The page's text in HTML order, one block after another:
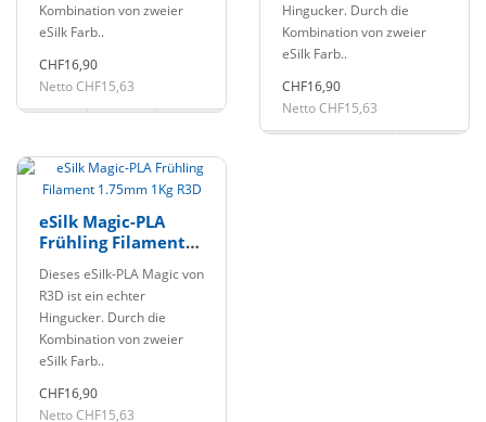
Kombination von zweier
eSilk Farb..
CHF16,90
Netto CHF15,63
Hingucker. Durch die
Kombination von zweier
eSilk Farb..
CHF16,90
Netto CHF15,63
eSilk Magic-PLA
Frühling Filament
Dieses eSilk-PLA Magic von
R3D ist ein echter
Hingucker. Durch die
Kombination von zweier
eSilk Farb..
CHF16,90
Netto CHF15,63